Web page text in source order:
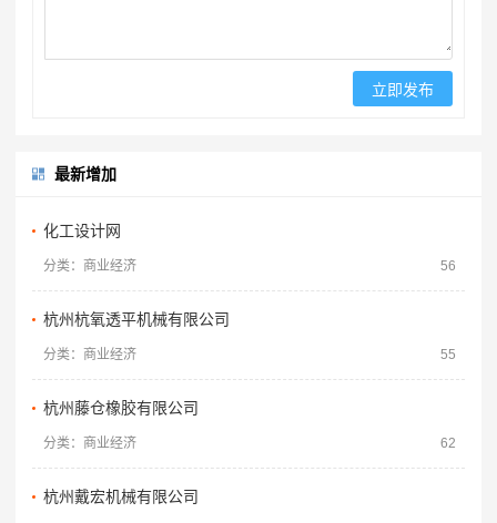
最新增加
化工设计网
分类：商业经济 56
杭州杭氧透平机械有限公司
分类：商业经济 55
杭州藤仓橡胶有限公司
分类：商业经济 62
杭州戴宏机械有限公司